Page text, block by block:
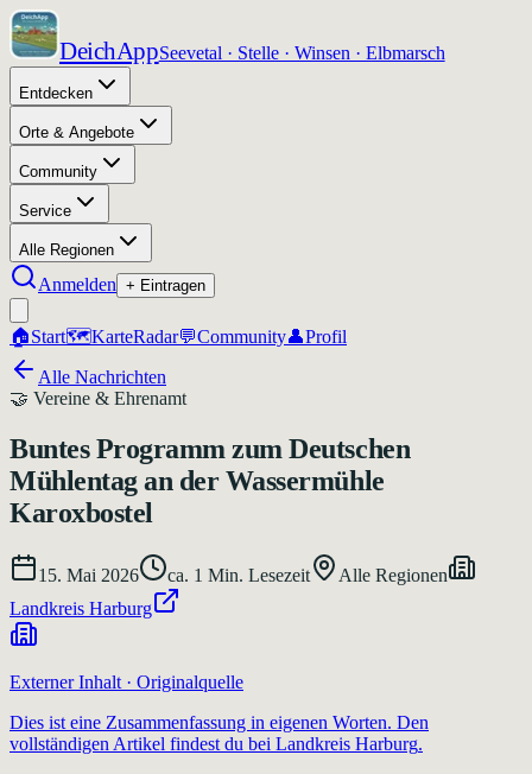
DeichAppSeevetal · Stelle · Winsen · Elbmarsch
Entdecken
Orte & Angebote
Community
Service
Alle Regionen
Anmelden + Eintragen
🏠Start🗺️KarteRadar💬Community👤Profil
Alle Nachrichten
🤝 Vereine & Ehrenamt
Buntes Programm zum Deutschen
Mühlentag an der Wassermühle
Karoxbostel
15. Mai 2026 ca. 1 Min. Lesezeit
Alle Regionen
Landkreis Harburg
Externer Inhalt · Originalquelle
Dies ist eine Zusammenfassung in eigenen Worten. Den
vollständigen Artikel findest du bei Landkreis Harburg.